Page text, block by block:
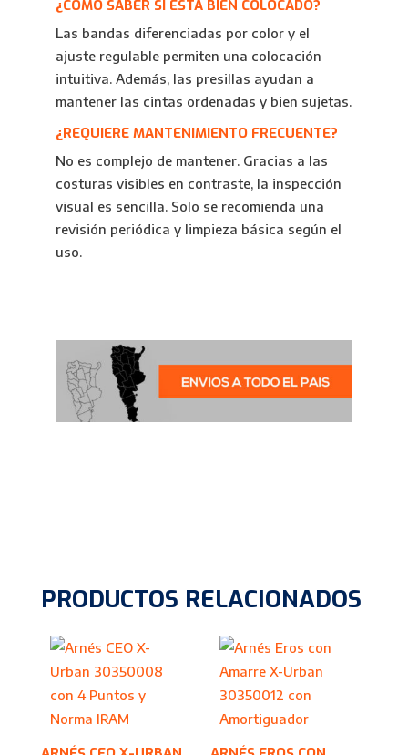
¿CÓMO SABER SI ESTÁ BIEN COLOCADO?
Las bandas diferenciadas por color y el
ajuste regulable permiten una colocación
intuitiva. Además, las presillas ayudan a
mantener las cintas ordenadas y bien sujetas.
¿REQUIERE MANTENIMIENTO FRECUENTE?
No es complejo de mantener. Gracias a las
costuras visibles en contraste, la inspección
visual es sencilla. Solo se recomienda una
revisión periódica y limpieza básica según el
uso.
PRODUCTOS RELACIONADOS